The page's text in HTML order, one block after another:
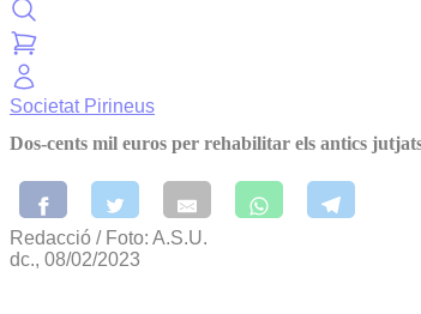
Societat Pirineus
Dos-cents mil euros per rehabilitar els antics
Redacció / Foto: A.S.U.
dc., 08/02/2023